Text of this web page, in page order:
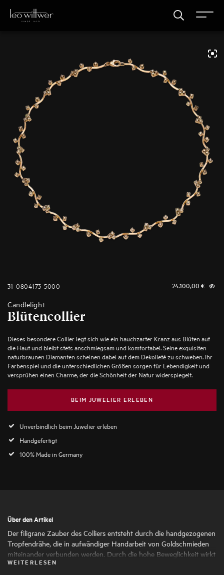
31-0804173-5000 24.100,00 €
Candlelight
Blütencollier
Dieses besondere Collier legt sich wie ein hauchzarter Kranz aus Blüten auf
die Haut und bleibt stets anschmiegsam und komfortabel. Seine exquisiten
naturbraunen Diamanten scheinen dabei auf dem Dekolleté zu schweben. Ihr
Farbenspiel und die unterschiedlichen Größen sorgen für Lebendigkeit und
versprühen einen Charme, der die Schönheit der Natur widerspiegelt.
BEIM JUWELIER ERLEBEN
Unverbindlich beim Juwelier erleben
Handgefertigt
100% Made in Germany
Über den Artikel
Der filigrane Zauber des Colliers entsteht durch die handgezogenen
Tropfendrähe, die in aufwändiger Handarbeit von Goldschmieden
miteinander verbunden werden. Durch die hohe Beweglichkeit wirkt
das Collier zart und feminin, so als würde eine leichte Brise das
WEITERLESEN